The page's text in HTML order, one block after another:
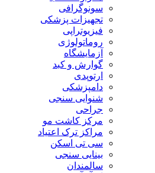
سونوگرافی
تجهیزات پزشکی
فیزیوتراپی
روماتولوژی
آزمایشگاه
گوارش و کبد
ارتوپدی
دامپزشکی
شنوایی سنجی
جراحی
مرکز کاشت مو
مراکز ترک اعتیاد
سی تی اسکن
بینایی سنجی
سالمندان